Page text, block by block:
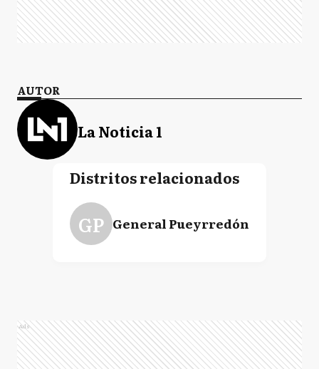
AUTOR
La Noticia 1
Distritos relacionados
GP General Pueyrredón
Ads